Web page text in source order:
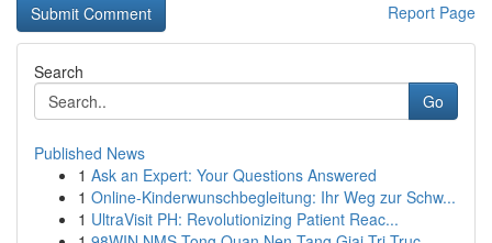
Report Page
Search
Go
Published News
1 Ask an Expert: Your Questions Answered
1 Online-Kinderwunschbegleitung: Ihr Weg zur Schw...
1 UltraVisit PH: Revolutionizing Patient Reac...